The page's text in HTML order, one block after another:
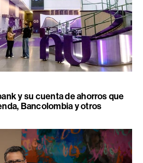
y su cuenta de ahorros que
Bancolombia y otros